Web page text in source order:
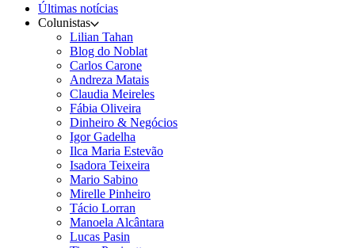
Últimas notícias
Colunistas
Lilian Tahan
Blog do Noblat
Carlos Carone
Andreza Matais
Claudia Meireles
Fábia Oliveira
Dinheiro & Negócios
Igor Gadelha
Ilca Maria Estevão
Isadora Teixeira
Mario Sabino
Mirelle Pinheiro
Tácio Lorran
Manoela Alcântara
Lucas Pasin